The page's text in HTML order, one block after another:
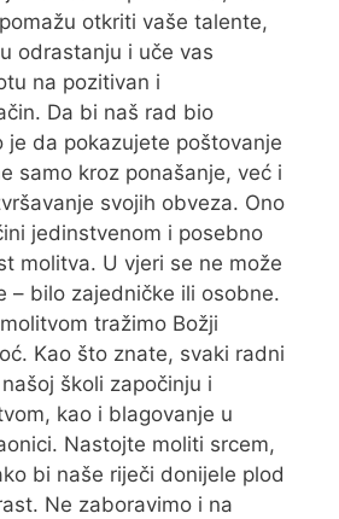
otkriti vaše talente,
odrastanju i uče vas
na pozitivan i
Da bi naš rad bio
je da pokazujete poštovanje
samo kroz ponašanje, već i
svojih obveza. Ono
jedinstvenom i posebno
molitva. U vjeri se ne može
– bilo zajedničke ili osobne.
tražimo Božji
Kao što znate, svaki radni
školi započinju i
kao i blagovanje u
Nastojte moliti srcem,
bi naše riječi donijele plod
Ne zaboravimo i na